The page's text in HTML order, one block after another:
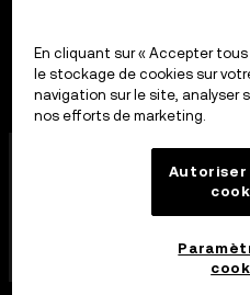
OkX Europe Limited,
OKX, est désormais une
cryptoactifs autorisée
services de cryptoactifs
l’article 28 de la loi sur
(chapitre 647 des lois de
En cliquant sur « Accepter
le stockage de cookies sur
navigation sur le site, analyser
nos efforts de marketing.
Autoriser